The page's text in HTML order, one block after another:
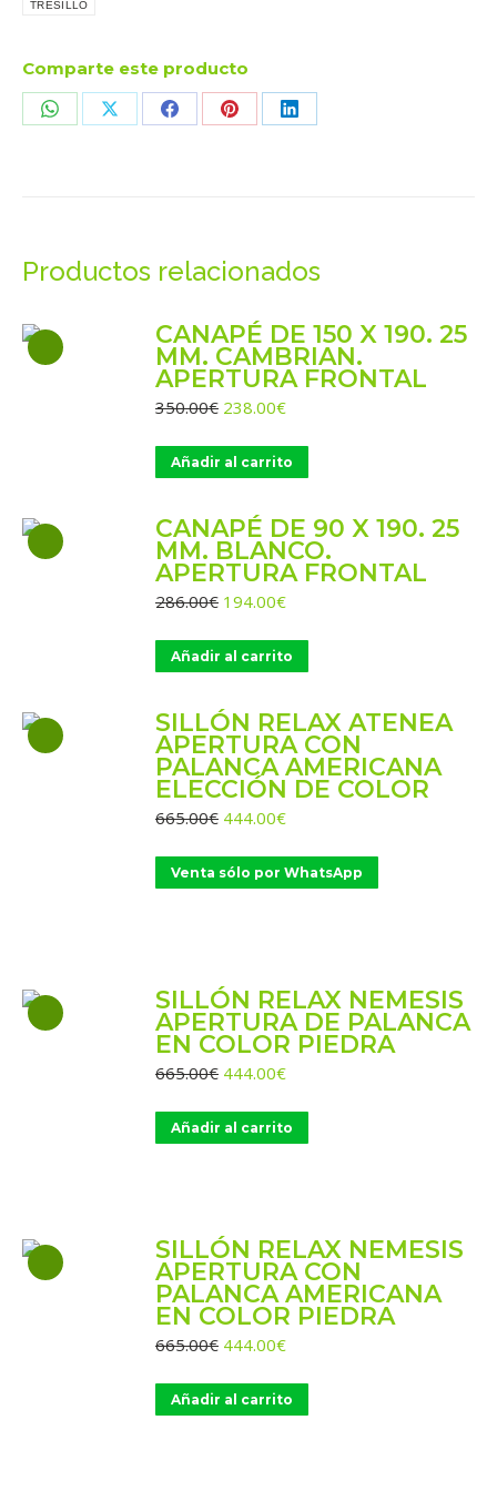
TRESILLO
Comparte este producto
Share Share Share Share Share
Productos relacionados
CANAPÉ DE 150 X 190. 25
MM. CAMBRIAN.
APERTURA FRONTAL
350.00€ El
original
era:
238.00€El
actual
es:
Añadir al carrito
CANAPÉ DE 90 X 190. 25
MM. BLANCO.
APERTURA FRONTAL
286.00€ El
original
era:
194.00€El
actual
es:
Añadir al carrito
SILLÓN RELAX ATENEA
APERTURA CON
PALANCA AMERICANA
ELECCIÓN DE COLOR
665.00€ El
original
era:
444.00€El
actual
es:
Venta sólo por WhatsApp
SILLÓN RELAX NEMESIS
APERTURA DE PALANCA
EN COLOR PIEDRA
665.00€ El
original
era:
444.00€El
actual
es:
Añadir al carrito
SILLÓN RELAX NEMESIS
APERTURA CON
PALANCA AMERICANA
EN COLOR PIEDRA
665.00€ El
original
era:
444.00€El
actual
es:
Añadir al carrito